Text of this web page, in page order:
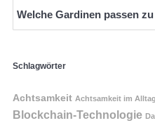
Welche Gardinen passen
Schlagwörter
Achtsamkeit Achtsamkeit im Alltag
Blockchain-Technologie